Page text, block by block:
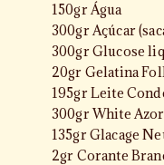
150gr Água
300gr Açúcar
300gr Glucose
20gr Gelatina
195gr Leite
300gr White Azor
135gr Glacage
2gr Corante